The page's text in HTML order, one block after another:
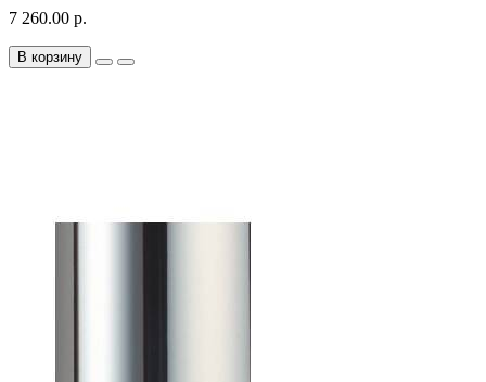
7 260.00 р.
В корзину